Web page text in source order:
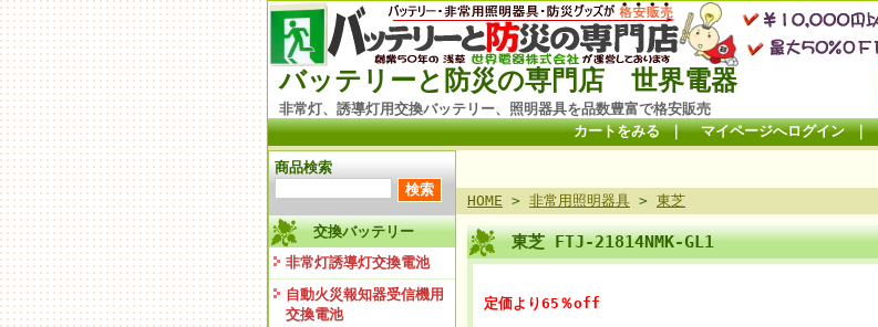
バッテリーと防災の専門店 世界電器
非常灯、誘導灯用交換バッテリー、照明器具を品数豊富で格安販売
カートをみる｜ マイページへログイン｜
商品検索
交換バッテリー
非常灯誘導灯交換電池
自動火災報知器受信機用
交換電池
HOME > 非常用照明器具 > 東芝
東芝 FTJ-21814NMK-GL1
定価より65％off